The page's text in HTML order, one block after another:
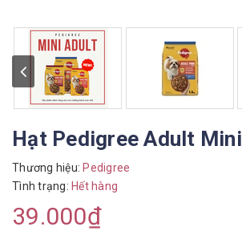
Hạt Pedigree Adult Mini
Thương hiệu: Pedigree
Tình trạng: Hết hàng
39.000₫